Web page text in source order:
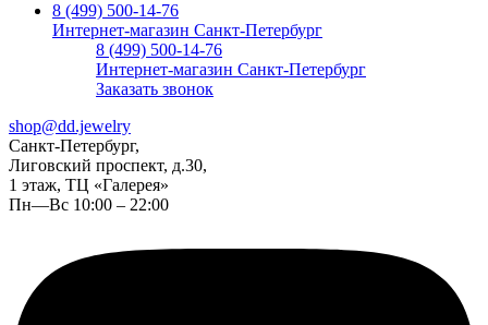
8 (499) 500-14-76
Интернет-магазин Санкт-Петербург
8 (499) 500-14-76
Интернет-магазин Санкт-Петербург
Заказать звонок
shop@dd.jewelry
Санкт-Петербург,
Лиговский проспект, д.30,
1 этаж, ТЦ «Галерея»
Пн—Вс 10:00 – 22:00